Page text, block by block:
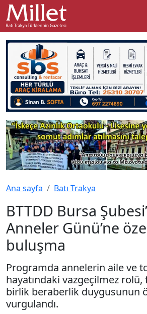
Ana sayfa Batı Trakya
BTTDD Bursa
Anneler Günü’ne
buluşma
Programda annelerin aile ve
hayatındaki vazgeçilmez rolü,
birlik beraberlik duygusunun
vurgulandı.